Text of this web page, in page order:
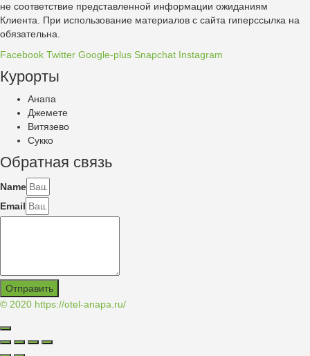
не соответствие представленной информации ожиданиям
Клиента. При использование материалов с сайта гиперссылка на
обязательна.
Facebook Twitter Google-plus Snapchat Instagram
Курорты
Анапа
Джемете
Витязево
Сукко
Обратная связь
Name
Email
Отправить
© 2020 https://otel-anapa.ru/